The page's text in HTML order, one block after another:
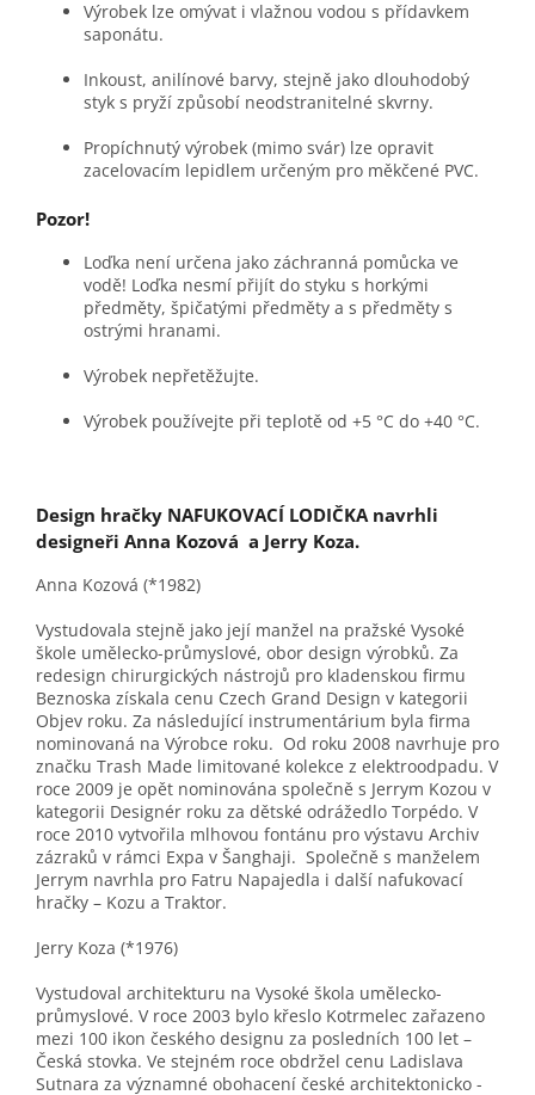
Výrobek lze omývat i vlažnou vodou s přídavkem
saponátu.
Inkoust, anilínové barvy, stejně jako dlouhodobý
styk s pryží způsobí neodstranitelné skvrny.
Propíchnutý výrobek (mimo svár) lze opravit
zacelovacím lepidlem určeným pro měkčené PVC.
Pozor!
Loďka není určena jako záchranná pomůcka ve
vodě! Loďka nesmí přijít do styku s horkými
předměty, špičatými předměty a s předměty s
ostrými hranami.
Výrobek nepřetěžujte.
Výrobek používejte při teplotě od +5 °C do +40 °C.
Design hračky NAFUKOVACÍ LODIČKA navrhli
designeři Anna Kozová a Jerry Koza.
Anna Kozová (*1982)
Vystudovala stejně jako její manžel na pražské Vysoké
škole umělecko-průmyslové, obor design výrobků. Za
redesign chirurgických nástrojů pro kladenskou firmu
Beznoska získala cenu Czech Grand Design v kategorii
Objev roku. Za následující instrumentárium byla firma
nominovaná na Výrobce roku. Od roku 2008 navrhuje pro
značku Trash Made limitované kolekce z elektroodpadu. V
roce 2009 je opět nominována společně s Jerrym Kozou v
kategorii Designér roku za dětské odrážedlo Torpédo. V
roce 2010 vytvořila mlhovou fontánu pro výstavu Archiv
zázraků v rámci Expa v Šanghaji. Společně s manželem
Jerrym navrhla pro Fatru Napajedla i další nafukovací
hračky – Kozu a Traktor.
Jerry Koza (*1976)
Vystudoval architekturu na Vysoké škola umělecko-
průmyslové. V roce 2003 bylo křeslo Kotrmelec zařazeno
mezi 100 ikon českého designu za posledních 100 let –
Česká stovka. Ve stejném roce obdržel cenu Ladislava
Sutnara za významné obohacení české architektonicko -